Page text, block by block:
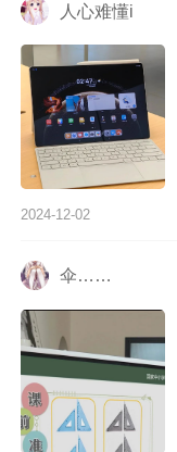
人心难懂i
2024-12-02
伞……